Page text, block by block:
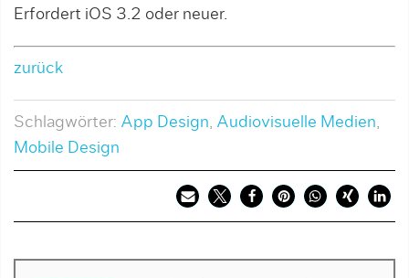
Erfordert iOS 3.2 oder neuer.
zurück
Schlagwörter: App Design, Audiovisuelle Medien,
Mobile Design